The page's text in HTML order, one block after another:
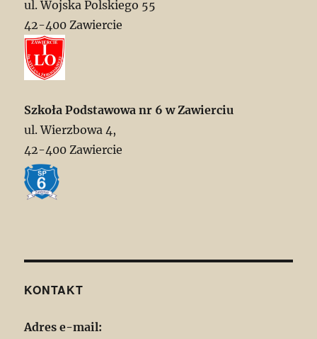
ul. Wojska Polskiego 55
42-400 Zawiercie
Szkoła Podstawowa nr 6 w Zawierciu
ul. Wierzbowa 4,
42-400 Zawiercie
KONTAKT
Adres e-mail: